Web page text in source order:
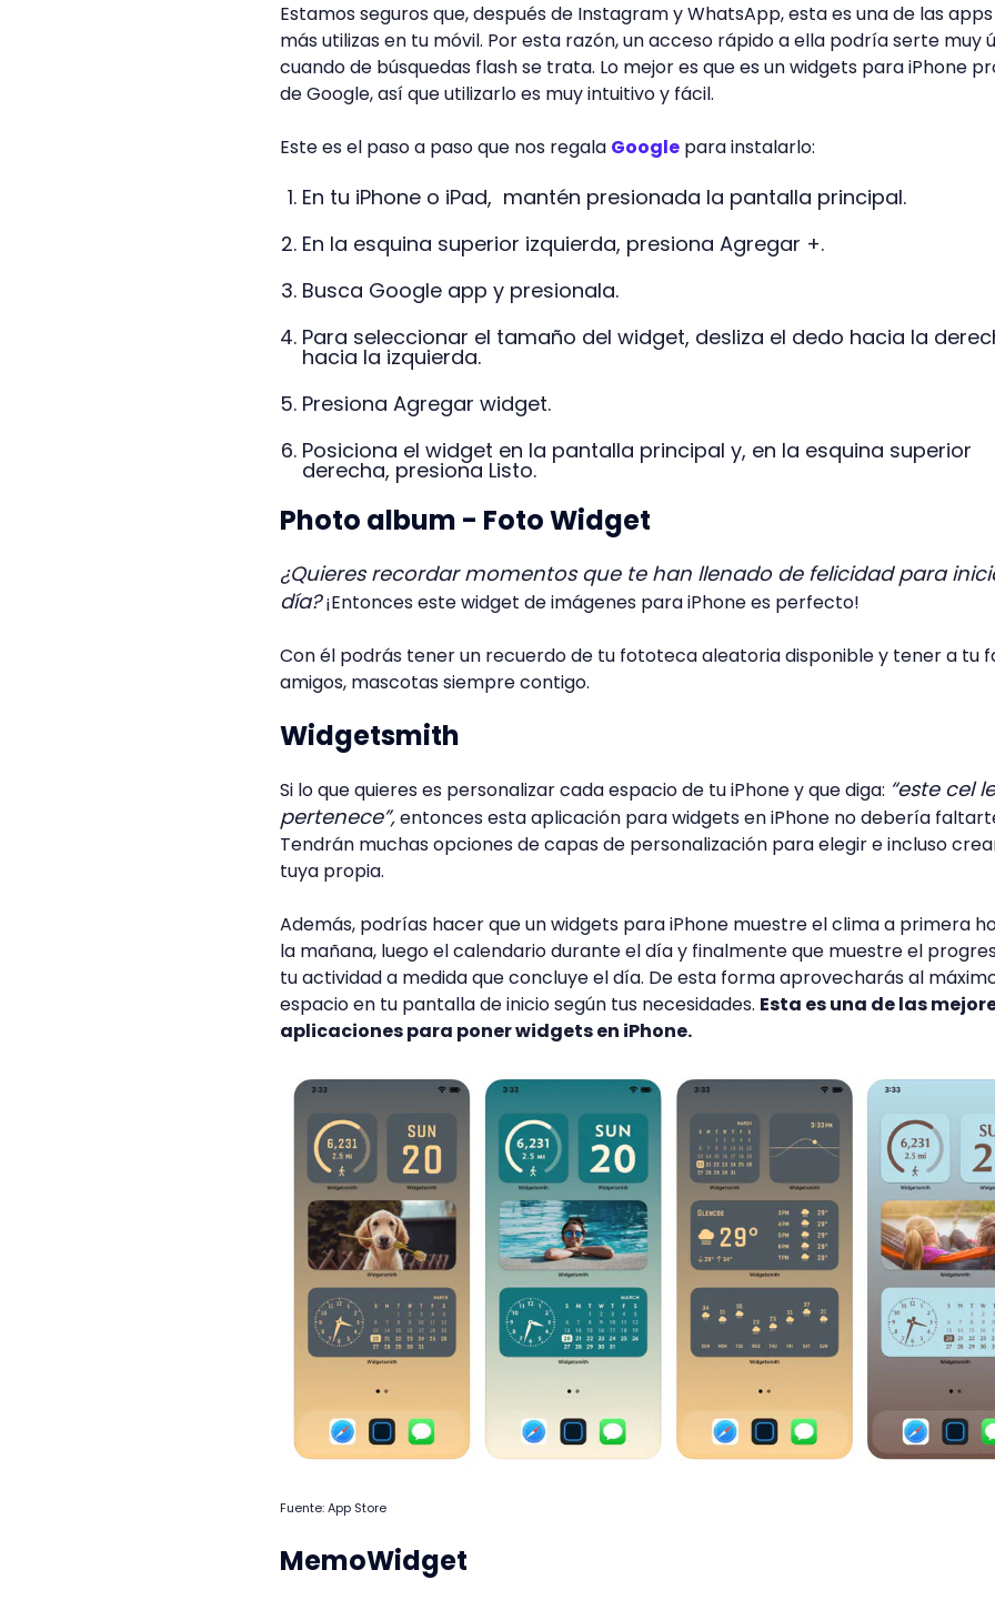
Estamos seguros que, después de Instagram y WhatsApp, esta es una de las
más utilizas en tu móvil. Por esta razón, un acceso rápido a ella podría serte muy
cuando de búsquedas flash se trata. Lo mejor es que es un widgets para iPhone
de Google, así que utilizarlo es muy intuitivo y fácil.
Este es el paso a paso que nos regala Google para instalarlo:
En tu iPhone o iPad, mantén presionada la pantalla principal.
En la esquina superior izquierda, presiona Agregar +.
Busca Google app y presionala.
Para seleccionar el tamaño del widget, desliza el dedo hacia la
hacia la izquierda.
Presiona Agregar widget.
Posiciona el widget en la pantalla principal y, en la esquina superior
derecha, presiona Listo.
Photo album - Foto Widget
¿Quieres recordar momentos que te han llenado de felicidad para
día?¡Entonces este widget de imágenes para iPhone es perfecto!
Con él podrás tener un recuerdo de tu fototeca aleatoria disponible y tener a tu
amigos, mascotas siempre contigo.
Widgetsmith
Si lo que quieres es personalizar cada espacio de tu iPhone y que diga: “este cel le
pertenece”,entonces esta aplicación para widgets en iPhone no debería
Tendrán muchas opciones de capas de personalización para elegir e incluso
tuya propia.
Además, podrías hacer que un widgets para iPhone muestre el clima a primera
la mañana, luego el calendario durante el día y finalmente que muestre el
tu actividad a medida que concluye el día. De esta forma aprovecharás al
espacio en tu pantalla de inicio según tus necesidades. Esta es una de las
aplicaciones para poner widgets en iPhone.
Fuente: App Store
MemoWidget